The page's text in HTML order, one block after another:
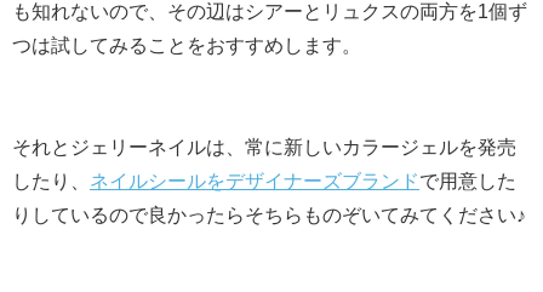
も知れないので、その辺はシアーとリュクスの両方を1個ず
つは試してみることをおすすめします。
それとジェリーネイルは、常に新しいカラージェルを発売
したり、 ネイルシールをデザイナーズブランドで用意した
りしているので良かったらそちらものぞいてみてください♪